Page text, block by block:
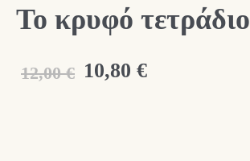
Το κρυφό τετράδιο
12,00 € Original
10,80 €Η